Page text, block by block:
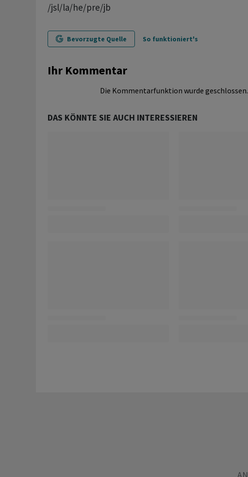
/jsl/la/he/pre/jb
Bevorzugte Quelle So funktioniert's
Ihr Kommentar
Die Kommentarfunktion wurde geschlossen.
DAS KÖNNTE SIE AUCH INTERESSIEREN